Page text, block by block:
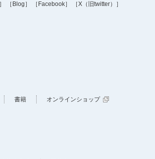
［Blog］ ［Facebook］ ［X（旧twitter）］
書籍 オンラインショップ